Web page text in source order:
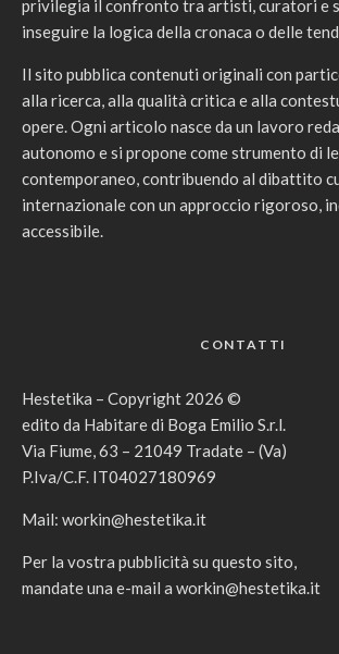
privilegia il confronto tra artisti, curatori e
inseguire la logica della cronaca o delle
Il sito pubblica contenuti originali con
alla ricerca, alla qualità critica e alla
opere. Ogni articolo nasce da un lavoro
autonomo e si propone come strumento di
contemporaneo, contribuendo al dibattito
internazionale con un approccio rigoroso,
accessibile.
CONTATTI
Hestetika – Copyright 2026 ©
edito da Habitare di Boga Emilio S.r.l.
Via Fiume, 63 – 21049 Tradate – (Va)
P.Iva/C.F. IT04027180969
Mail: workin@hestetika.it
Per la vostra pubblicità su questo sito,
mandate una e-mail a workin@hestetika.it